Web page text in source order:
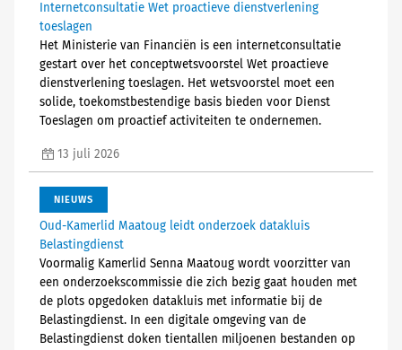
Internetconsultatie Wet proactieve dienstverlening
toeslagen
Het Ministerie van Financiën is een internetconsultatie
gestart over het conceptwetsvoorstel Wet proactieve
dienstverlening toeslagen. Het wetsvoorstel moet een
solide, toekomstbestendige basis bieden voor Dienst
Toeslagen om proactief activiteiten te ondernemen.
13 juli 2026
NIEUWS
Oud-Kamerlid Maatoug leidt onderzoek datakluis
Belastingdienst
Voormalig Kamerlid Senna Maatoug wordt voorzitter van
een onderzoekscommissie die zich bezig gaat houden met
de plots opgedoken datakluis met informatie bij de
Belastingdienst. In een digitale omgeving van de
Belastingdienst doken tientallen miljoenen bestanden op